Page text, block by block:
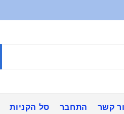
קשר התחבר סל הקניות